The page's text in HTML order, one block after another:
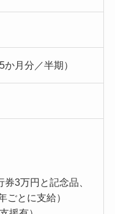
月分／半期）
3万円と記念品、
ごとに支給）